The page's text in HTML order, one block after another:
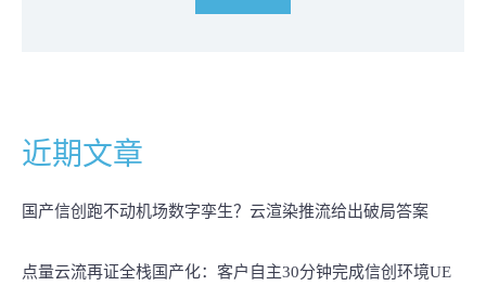
近期文章
国产信创跑不动机场数字孪生？云渲染推流给出破局答案
点量云流再证全栈国产化：客户自主30分钟完成信创环境UE